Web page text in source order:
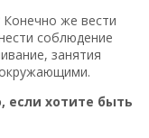
Конечно же вести
соблюдение
занятия
если хотите быть